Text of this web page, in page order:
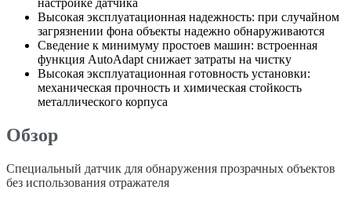
Высокая эксплуатационная надежность: при случайном
загрязнении фона объекты надежно обнаруживаются
Сведение к минимуму простоев машин: встроенная
функция AutoAdapt снижает затраты на чистку
Высокая эксплуатационная готовность установки:
механическая прочность и химическая стойкость
металлического корпуса
Обзор
Специальный датчик для обнаружения прозрачных объектов
без использования отражателя